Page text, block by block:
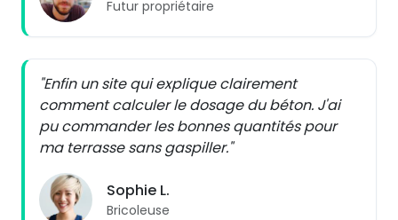
Futur propriétaire
"Enfin un site qui explique clairement
comment calculer le dosage du béton. J'ai
pu commander les bonnes quantités pour
ma terrasse sans gaspiller."
Sophie L.
Bricoleuse